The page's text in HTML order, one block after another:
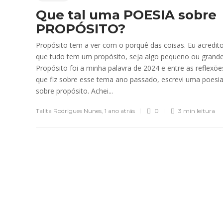
Que tal uma POESIA sobre
PROPÓSITO?
Propósito tem a ver com o porquê das coisas. Eu acredito
que tudo tem um propósito, seja algo pequeno ou
Propósito foi a minha palavra de 2024 e entre as
que fiz sobre esse tema ano passado, escrevi uma poesia
sobre propósito. Achei...
Talita Rodrigues Nunes 1 ano atrás 0 3 min leitura